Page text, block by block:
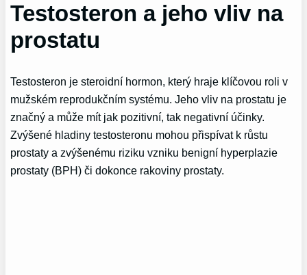
Testosteron a jeho vliv na
prostatu
Testosteron je steroidní hormon, který hraje klíčovou roli v
mužském reprodukčním systému. Jeho vliv na prostatu je
značný a může mít jak pozitivní, tak negativní účinky.
Zvýšené hladiny testosteronu mohou přispívat k růstu
prostaty a zvýšenému riziku vzniku benigní hyperplazie
prostaty (BPH) či dokonce rakoviny prostaty.